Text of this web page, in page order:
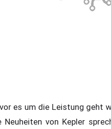
es um die Leistung geht
Neuheiten von Kepler